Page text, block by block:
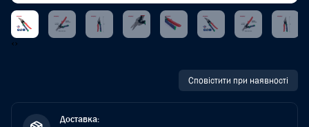
‹›
Сповістити при наявності
Доставка: